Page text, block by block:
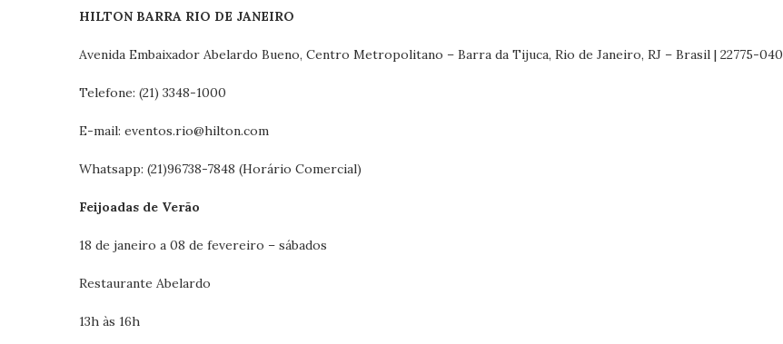
HILTON BARRA RIO DE JANEIRO
Avenida Embaixador Abelardo Bueno, Centro Metropolitano – Barra da Tijuca, Rio de Janeiro, RJ – Brasil | 22775-040
Telefone: (21) 3348-1000
E-mail: eventos.rio@hilton.com
Whatsapp: (21)96738-7848 (Horário Comercial)
Feijoadas de Verão
18 de janeiro a 08 de fevereiro – sábados
Restaurante Abelardo
13h às 16h